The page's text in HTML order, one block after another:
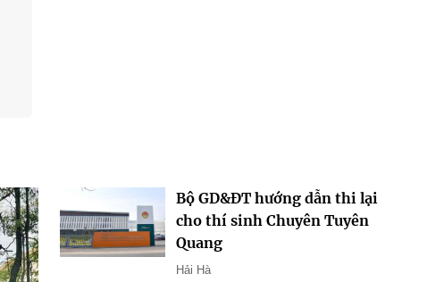
Bộ GD&ĐT hướng dẫn thi lại
cho thí sinh Chuyên Tuyên
Quang
Hải Hà